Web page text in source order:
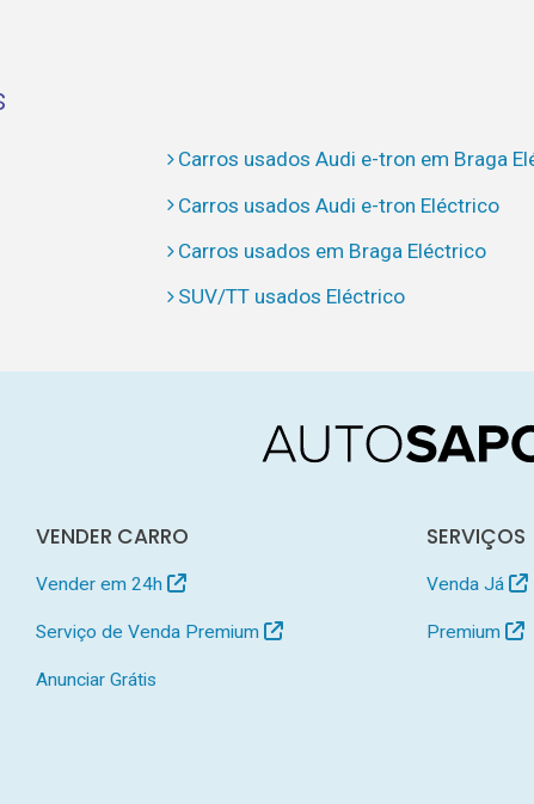
Carros usados Audi e-tron em Braga
Carros usados Audi e-tron Eléctrico
Carros usados em Braga Eléctrico
SUV/TT usados Eléctrico
VENDER CARRO
Vender em 24h
Serviço de Venda Premium
Anunciar Grátis
SERVIÇOS
Venda Já
Premium